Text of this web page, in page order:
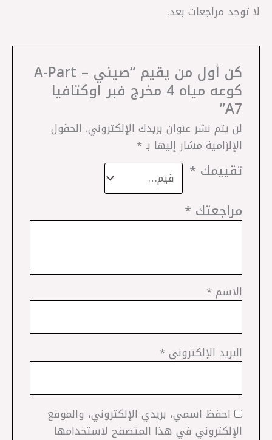
لا توجد مراجعات بعد.
كن أول من يقيم “صيني – A-Part
كوعه مياه 4 مخرج فبر اوكتافيا
A7”
لن يتم نشر عنوان بريدك الإلكتروني. الحقول
الإلزامية مشار إليها بـ*
تقييمك*
مراجعتك*
الاسم*
البريد الإلكتروني*
احفظ اسمي، بريدي الإلكتروني، والموقع
الإلكتروني في هذا المتصفح لاستخدامها